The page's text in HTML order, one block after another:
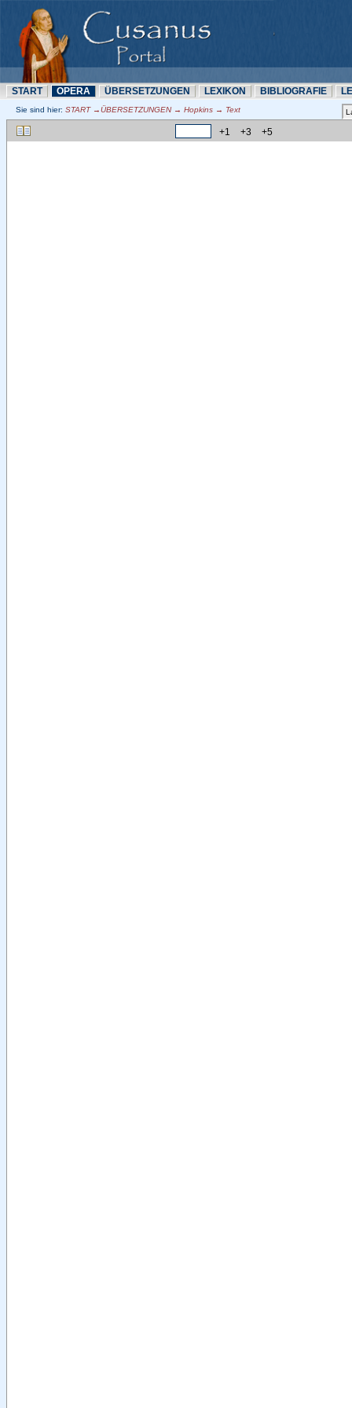
START OPERA ÜBERSETZUNN LEXIKON BIBLIOGRAFIE
Sie sind hier: START →ÜBERSETZUNN → Hopkins → Text
+1 +3 +5